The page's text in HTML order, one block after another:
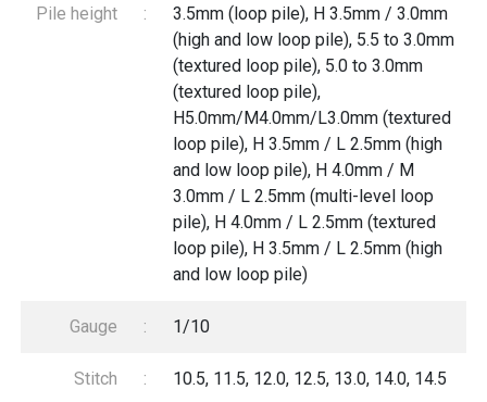
Pile height :
3.5mm (loop pile), H 3.5mm / 3.0mm
(high and low loop pile), 5.5 to 3.0mm
(textured loop pile), 5.0 to 3.0mm
(textured loop pile),
H5.0mm/M4.0mm/L3.0mm (textured
loop pile), H 3.5mm / L 2.5mm (high
and low loop pile), H 4.0mm / M
3.0mm / L 2.5mm (multi-level loop
pile), H 4.0mm / L 2.5mm (textured
loop pile), H 3.5mm / L 2.5mm (high
and low loop pile)
Gauge : 1/10
Stitch : 10.5, 11.5, 12.0, 12.5, 13.0, 14.0, 14.5